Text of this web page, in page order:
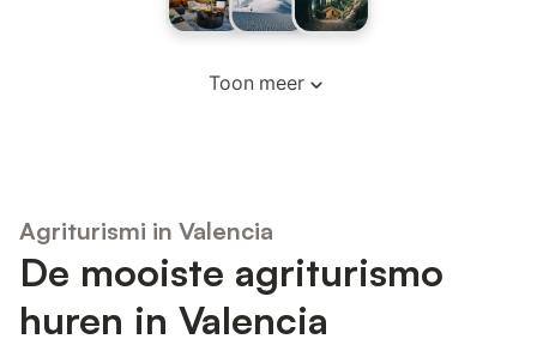
Toon meer
Agriturismi in Valencia
De mooiste agriturismo
huren in Valencia